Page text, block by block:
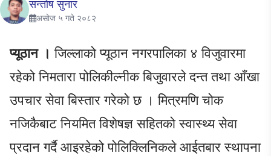
सन्तोष सुनार
असाेज ५ गते २०८२
प्यूठान ।जिल्लाको प्यूठान नगरपालिका ४ विजुवारमा
रहेको निमतारा पोलिकील्नीक बिजुवारले दन्त तथा आँखा
उपचार सेवा बिस्तार गरेको छ । मित्रमणि चोक
नजिकैबाट नियमित विशेषज्ञ सहितको स्वास्थ्य सेवा
प्रदान गर्दै आइरहेको पोलिक्लिनिकले आईतबार स्थापना